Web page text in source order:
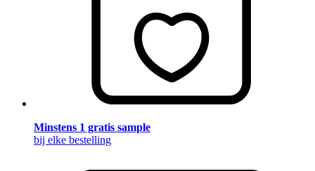
Minstens 1 gratis sample
bij elke bestelling